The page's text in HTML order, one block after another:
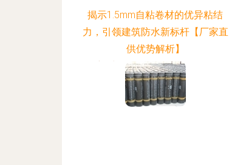
揭示1.5mm自粘卷材的优异粘结
力，引领建筑防水新标杆【厂家直
供优势解析】
更新时间：2026-08-06 16:01:59